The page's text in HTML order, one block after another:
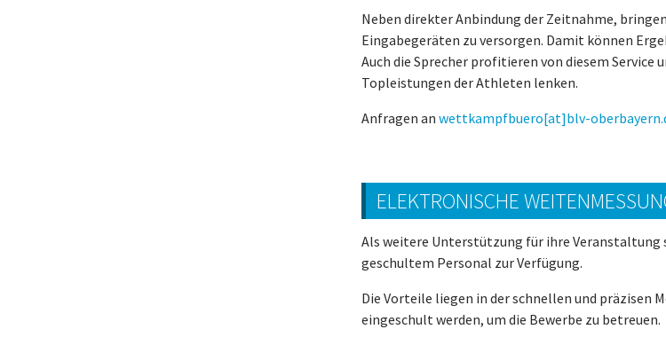
Neben direkter Anbindung der Zeitnahme,
Eingabegeräten zu versorgen. Damit können
Auch die Sprecher profitieren von diesem
Topleistungen der Athleten lenken.
Anfragen an wettkampfbuero[at]blv-
ELEKTRONISCHE
Als weitere Unterstützung für ihre
geschultem Personal zur Verfügung.
Die Vorteile liegen in der schnellen und präzisen
eingeschult werden, um die Bewerbe zu betreuen.